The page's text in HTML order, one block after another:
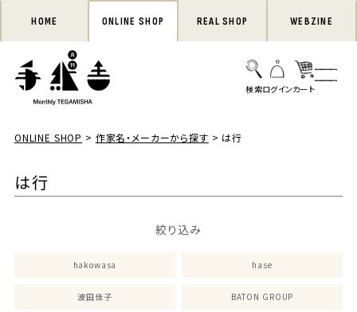
HOME ONLINE SHOP REAL SHOP WEBZINE
ONLINE SHOP 作家名・メーカーから探す は行
は行
絞り込み
hakowasa hase
波田佳子 BATON GROUP